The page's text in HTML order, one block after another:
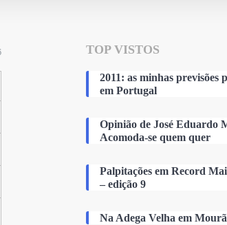
TOP VISTOS
2011: as minhas previsões
em Portugal
Opinião de José Eduardo
Acomoda-se quem quer
Palpitações em Record
– edição 9
Na Adega Velha em